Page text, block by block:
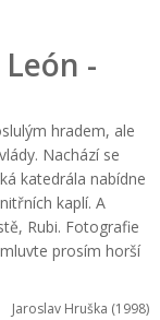
-
hradem, ale
Nachází se
katedrála nabídne
kaplí. A
Rubi. Fotografie
prosím horší
Jaroslav Hruška (1998)